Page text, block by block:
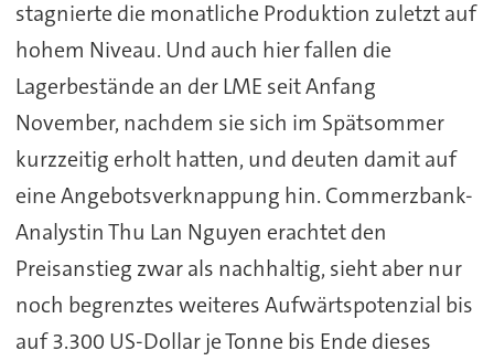
stagnierte die monatliche Produktion zuletzt auf
hohem Niveau. Und auch hier fallen die
Lagerbestände an der LME seit Anfang
November, nachdem sie sich im Spätsommer
kurzzeitig erholt hatten, und deuten damit auf
eine Angebotsverknappung hin. Commerzbank-
Analystin Thu Lan Nguyen erachtet den
Preisanstieg zwar als nachhaltig, sieht aber nur
noch begrenztes weiteres Aufwärtspotenzial bis
auf 3.300 US-Dollar je Tonne bis Ende dieses